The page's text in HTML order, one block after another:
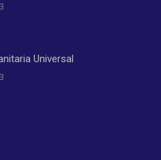
Universal